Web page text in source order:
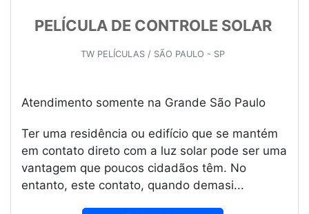
PELÍCULA DE CONTROLE SOLAR
TW PELÍCULAS / SÃO PAULO - SP
Atendimento somente na Grande São Paulo
Ter uma residência ou edifício que se mantém
em contato direto com a luz solar pode ser uma
vantagem que poucos cidadãos têm. No
entanto, este contato, quando demasi...